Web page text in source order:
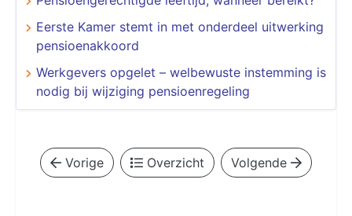
Eerste Kamer stemt in met onderdeel uitwerking
pensioenakkoord
Werkgevers opgelet – welbewuste instemming is
nodig bij wijziging pensioenregeling
Vorige Overzicht Volgende